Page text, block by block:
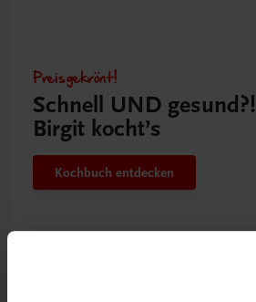
Preisgekrönt!
Schnell UND gesund?!
Birgit kocht’s
Kochbuch entdecken